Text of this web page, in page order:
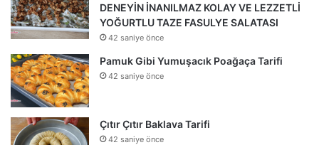
DENEYİN İNANILMAZ KOLAY VE LEZZETLİ
YOĞURTLU TAZE FASULYE SALATASI
42 saniye önce
Pamuk Gibi Yumuşacık Poağaça Tarifi
42 saniye önce
Çıtır Çıtır Baklava Tarifi
42 saniye önce